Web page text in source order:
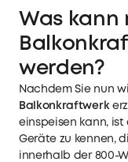
Was kann
werden?
Nachdem Sie nun
Balkonkraftwerk
einspeisen kann,
Geräte zu kennen,
innerhalb der 800-